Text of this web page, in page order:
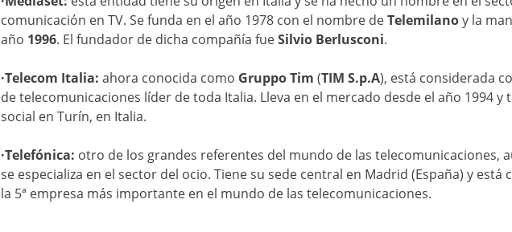
comunicación en TV. Se funda en el año 1978 con el nombre deTelemilanoy la
año 1996. El fundador de dicha compañía fueSilvio Berlusconi.
·Telecom Italia: ahora conocida como Gruppo Tim (TIM S.p.A), está considerada
de telecomunicaciones líder de toda Italia. Lleva en el mercado desde el año 1994 y
social en Turín, en Italia.
·Telefónica: otro de los grandes referentes del mundo de las telecomunicaciones,
se especializa en el sector del ocio. Tiene su sede central en Madrid (España) y está
la 5ª empresa más importante en el mundo de las telecomunicaciones.